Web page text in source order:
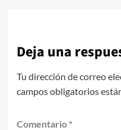
Deja una
Tu dirección de correo
campos obligatorios
Comentario *